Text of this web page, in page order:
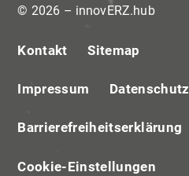
© 2026 – innovERZ.hub
Kontakt Sitemap
Impressum Datenschutz
Barrierefreiheitserklärung
Cookie-Einstellungen